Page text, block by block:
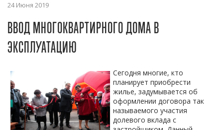
24 Июня 2019
ВВОД МНОГОКВАРТИРНОГО ДОМА В
ЭКСПЛУАТАЦИЮ
Сегодня многие, кто
планирует приобрести
жилье, задумывается об
оформлении договора так
называемого участия
долевого вклада с